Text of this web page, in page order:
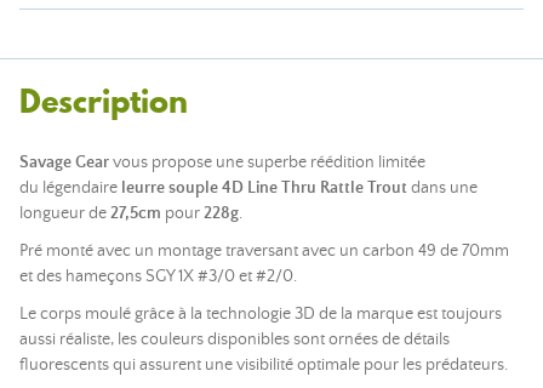
Description
Savage Gearvous propose une superbe réédition limitée
du légendaire leurre souple 4D Line Thru Rattle Troutdans une
longueur de27,5cm pour228g.
Pré monté avec un montage traversant avec un carbon 49 de 70mm
et des hameçons SGY 1X #3/0 et #2/0.
Le corps moulé grâce à la technologie 3D de la marque est toujours
aussi réaliste, les couleurs disponibles sont ornées de détails
fluorescents qui assurent une visibilité optimale pour les prédateurs.